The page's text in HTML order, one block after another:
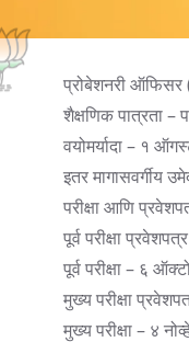
प्रोबेशनरी
शैक्षणिक पात्रता –
वयोमर्यादा – १
इतर मागासवर्गीय
परीक्षा आणि
पूर्व परीक्षा
पूर्व परीक्षा – ६
मुख्य परीक्षा
मुख्य परीक्षा – ४